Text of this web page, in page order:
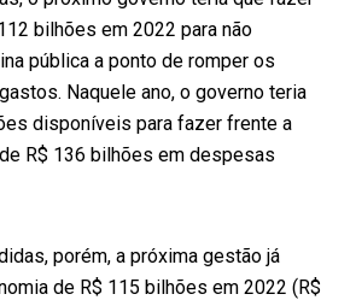
bilhões em 2022 para não
pública a ponto de romper os
Naquele ano, o governo teria
disponíveis para fazer frente a
R$ 136 bilhões em despesas
porém, a próxima gestão já
de R$ 115 bilhões em 2022 (R$